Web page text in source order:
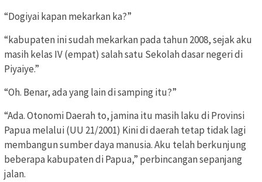
“Dogiyai kapan mekarkan ka?”
“kabupaten ini sudah mekarkan pada tahun 2008, sejak aku
masih kelas IV (empat) salah satu Sekolah dasar negeri di
Piyaiye.”
“Oh. Benar, ada yang lain di samping itu?”
“Ada. Otonomi Daerah to, jamina itu masih laku di Provinsi
Papua melalui (UU 21/2001) Kini di daerah tetap tidak lagi
membangun sumber daya manusia. Aku telah berkunjung
beberapa kabupaten di Papua,” perbincangan sepanjang
jalan.